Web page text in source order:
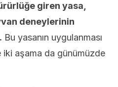
giren yasa,
deneylerinin
Bu yasanın uygulanması
aşama da günümüzde